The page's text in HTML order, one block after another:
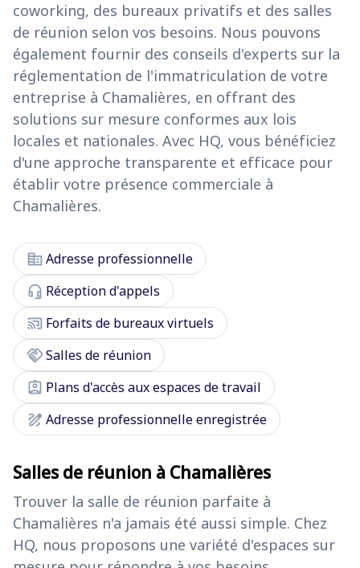
coworking, des bureaux privatifs et des salles
de réunion selon vos besoins. Nous pouvons
également fournir des conseils d'experts sur la
réglementation de l'immatriculation de votre
entreprise à Chamalières, en offrant des
solutions sur mesure conformes aux lois
locales et nationales. Avec HQ, vous bénéficiez
d'une approche transparente et efficace pour
établir votre présence commerciale à
Chamalières.
corporate_fareAdresse professionnelle
headset_mic Réception d'appels
cast_connected Forfaits de bureaux virtuels
handshakeSalles de réunion
assignment_ind Plans d'accès aux espaces de travail
draw Adresse professionnelle enregistrée
Salles de réunion à Chamalières
Trouver la salle de réunion parfaite à
Chamalières n'a jamais été aussi simple. Chez
HQ, nous proposons une variété d'espaces sur